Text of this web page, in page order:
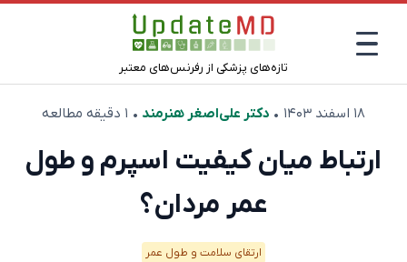
تازه‌های پزشکی از رفرنس‌های معتبر
۱۸ اسفند ۱۴۰۳ • دکتر علی‌اصغر هنرمند • ۱ دقیقه مطالعه
ارتباط میان کیفیت اسپرم و طول
عمر مردان؟
ارتقای سلامت و طول عمر